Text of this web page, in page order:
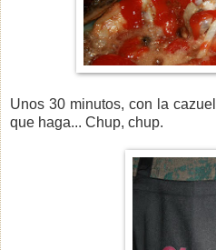
Unos 30 minutos, con la
que haga... Chup, chup.